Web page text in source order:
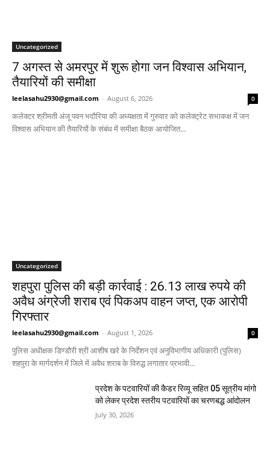
Uncategorized
7 अगस्त से अमरपुर में शुरू होगा जन विश्वास अभियान,
तैयारियों की समीक्षा
leelasahu2930@gmail.com - August 6, 2026 0
कलेक्टर श्रीमती अंजू पवन भदौरिया की अध्यक्षता में गुरुवार को कलेक्ट्रेट सभाकक्ष में जन
विश्वास अभियान की तैयारियों के संबंध में समीक्षा बैठक आयोजित...
Uncategorized
शहपुरा पुलिस की बड़ी कार्रवाई : 26.13 लाख रुपये की
अवैध अंग्रेजी शराब एवं पिकअप वाहन जप्त, एक आरोपी
गिरफ्तार
leelasahu2930@gmail.com - August 1, 2026 0
पुलिस अधीक्षक डिण्डौरी श्री आशीष खरे के निर्देशन एवं अनुविभागीय अधिकारी (पुलिस)
शहपुरा के मार्गदर्शन में जिले में अवैध शराब के विरुद्ध लगातार प्रभावी...
प्रदेश के पटवारियों की कैडर रिव्यू सहित 05 सूत्रीय मांगो
को लेकर प्रदेश स्तरीय पटवारियों का चरणबद्ध आंदोलन
July 30, 2026